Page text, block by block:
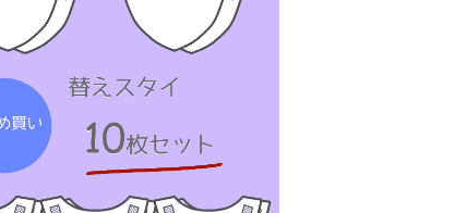
替えスタイ：まとめ買い10枚
¥7,380